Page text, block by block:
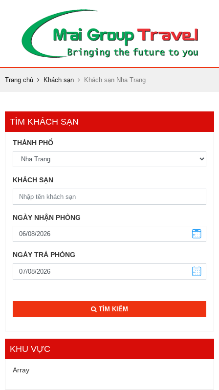
Trang chủ Khách sạn Khách sạn Nha Trang
TÌM KHÁCH SẠN
THÀNH PHỐ
KHÁCH SẠN
NGÀY NHẬN PHÒNG
NGÀY TRẢ PHÒNG
TÌM KIẾM
KHU VỰC
Array